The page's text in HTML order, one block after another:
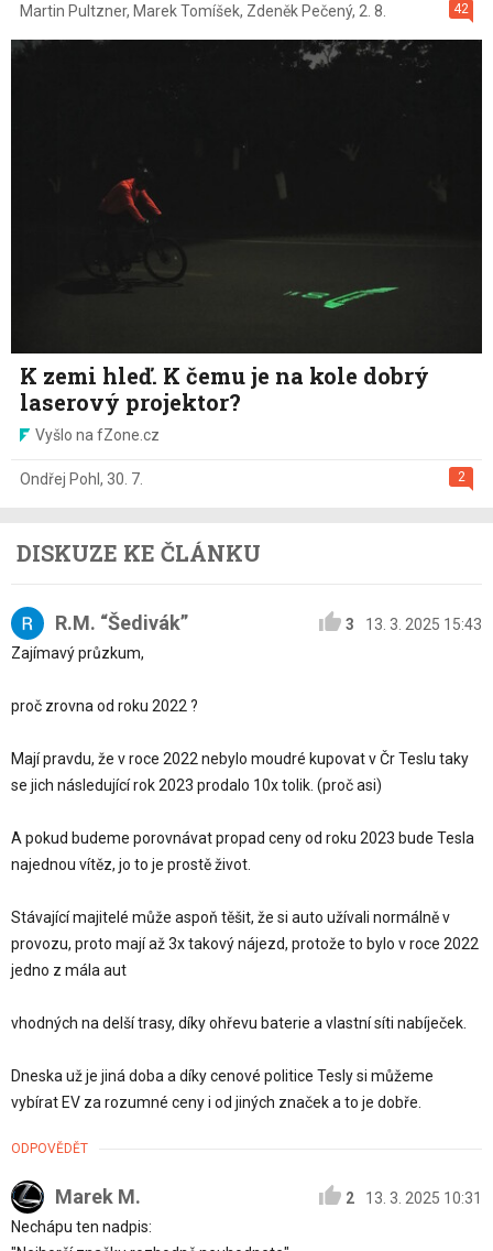
42
Martin Pultzner, Marek Tomíšek, Zdeněk Pečený, 2. 8.
K zemi hleď. K čemu je na kole dobrý
laserový projektor?
Vyšlo na fZone.cz
2
Ondřej Pohl , 30. 7.
DISKUZE KE ČLÁNKU
R.M. “Šedivák” 3
13. 3. 2025 15:43
Zajímavý průzkum,
proč zrovna od roku 2022 ?
Mají pravdu, že v roce 2022 nebylo moudré kupovat v Čr Teslu taky
se jich následující rok 2023 prodalo 10x tolik. (proč asi)
A pokud budeme porovnávat propad ceny od roku 2023 bude Tesla
najednou vítěz, jo to je prostě život.
Stávající majitelé může aspoň těšit, že si auto užívali normálně v
provozu, proto mají až 3x takový nájezd, protože to bylo v roce 2022
jedno z mála aut
vhodných na delší trasy, díky ohřevu baterie a vlastní síti nabíječek.
Dneska už je jiná doba a díky cenové politice Tesly si můžeme
vybírat EV za rozumné ceny i od jiných značek a to je dobře.
ODPOVĚDĚT
Marek M. 2
13. 3. 2025 10:31
Nechápu ten nadpis: